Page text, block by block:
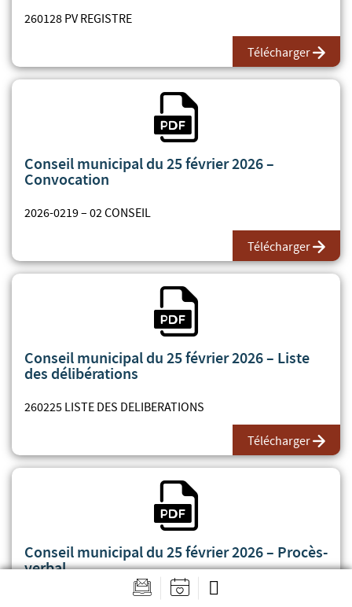
260128 PV REGISTRE
Télécharger
Conseil municipal du 25 février 2026 –
Convocation
2026-0219 – 02 CONSEIL
Télécharger
Conseil municipal du 25 février 2026 – Liste
des délibérations
260225 LISTE DES DELIBERATIONS
Télécharger
Conseil municipal du 25 février 2026 – Procès-
verbal
260225 PROCES VERBAL REGISTRE